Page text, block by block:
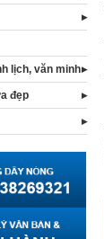
lịch, văn minh
đẹp